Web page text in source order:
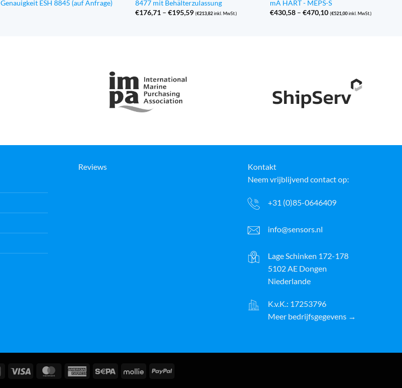
Genauigkeit ESH 8845 (auf Anfrage)
8477 mit Behälterzulassung
€176,71 –€195,59Preisspanne:
€176,71
(€213,82inkl. MwSt.)
mA HART - MEPS-S
€430,58 – €470,10Preisspanne:
€430,58
(€521,00inkl. MwSt.)
Reviews
Kontakt
Neem vrijblijvend contact op:
+31 (0)85-0646409
info@sensors.nl
Lage Schinken 172-178
5102 AE Dongen
Niederlande
K.v.K.: 17253796
Meer bedrijfsgegevens →
BancontactVisum MasterCardAmerican Sepa Mollie PayPal